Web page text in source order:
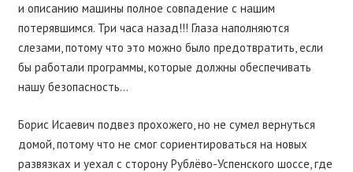
и описанию машины полное совпадение с нашим
потерявшимся. Три часа назад!!! Глаза наполняются
слезами, потому что это можно было предотвратить, если
бы работали программы, которые должны обеспечивать
нашу безопасность…
Борис Исаевич подвез прохожего, но не сумел вернуться
домой, потому что не смог сориентироваться на новых
развязках и уехал с сторону Рублёво-Успенского шоссе, где